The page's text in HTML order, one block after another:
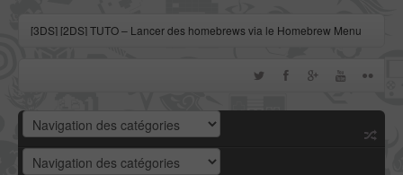
[3DS] [2DS] TUTO – Lancer des homebrews via le Homebrew Menu
[3DS] [2DS] TUTO - Utiliser l’exploit BannerBomb3 pour obtenir un
[3DS] [2DS] TUTO – Obtenir sa clé « movable.sed » de chiffrage
DSiWare via Seedminer
[Vita] Firmware 3.71 : et un nouveau firmware inutile, un !